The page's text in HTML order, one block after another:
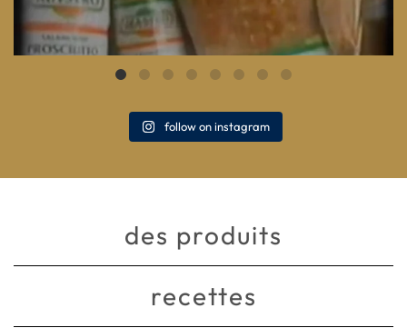
follow on instagram
des produits
recettes